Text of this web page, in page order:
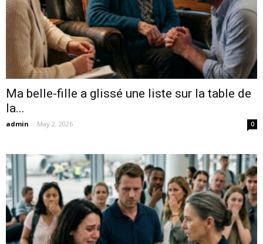
Ma belle-fille a glissé une liste sur la table de
la...
admin - May 2, 2026 0